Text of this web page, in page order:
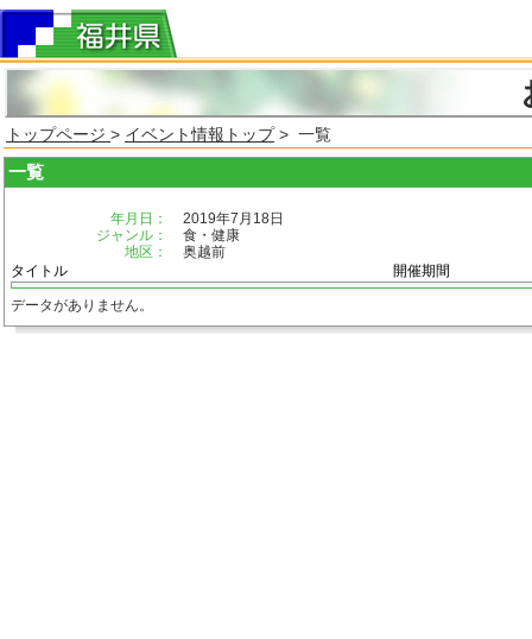
トップページ > イベント情報トップ> 一覧
一覧
年月日：
2019年7月18日
ジャンル：
食・健康
地区：
奥越前
タイトル
開催期間
データがありません。